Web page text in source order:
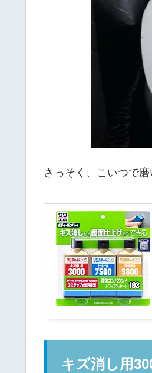
さっそく、こいつで磨
キズ消し用